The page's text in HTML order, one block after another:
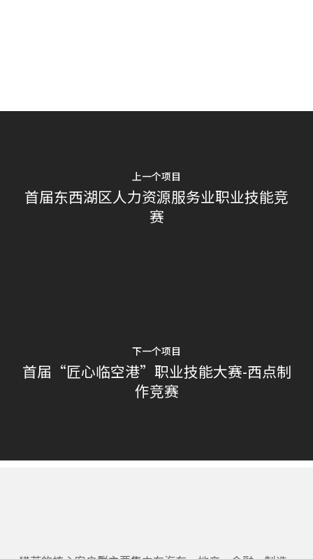
上一个项目
首届东西湖区人力资源服务业职业技能竞
赛
下一个项目
首届“匠心临空港”职业技能大赛-西点制
作竞赛